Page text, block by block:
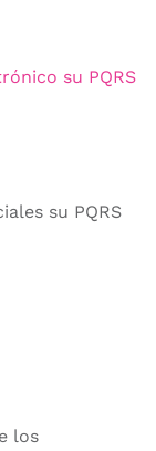
su PQRS
su PQRS
los